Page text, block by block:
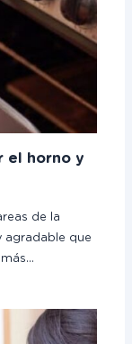
el horno y
de la
agradable que